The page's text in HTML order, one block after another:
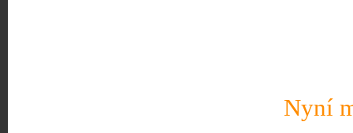
Nyní